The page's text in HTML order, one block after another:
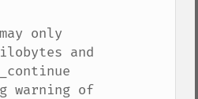
only
and
warning of